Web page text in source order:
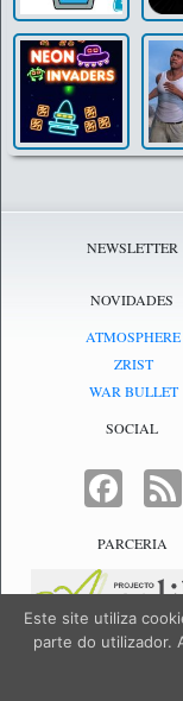
NEWSLETTER
NOVIDADES
ATMOSPHERE
ZRIST
WAR BULLET
SOCIAL
PARCERIA
Este site utiliza
parte do utilizador.